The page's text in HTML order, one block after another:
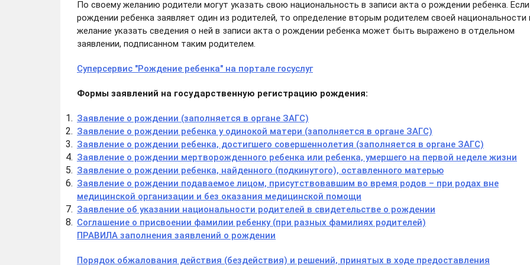
По своему желанию родители могут указать свою национальность в записи акта о рождении ребенка.
рождении ребенка заявляет один из родителей, то определение вторым родителем своей национальности
желание указать сведения о ней в записи акта о рождении ребенка может быть выражено в отдельном
заявлении, подписанном таким родителем.
Суперсервис "Рождение ребенка" на портале госуслуг
Формы заявлений на государственную регистрацию рождения:
Заявление о рождении (заполняется в органе ЗАГС)
Заявление о рождении ребенка у одинокой матери (заполняется в органе ЗАГС)
Заявление о рождении ребенка, достигшего совершеннолетия (заполняется в органе ЗАГС)
Заявление о рождении мертворожденного ребенка или ребенка, умершего на первой неделе жизни
Заявление о рождении ребенка, найденного (подкинутого), оставленного матерью
Заявление о рождении подаваемое лицом, присутствовавшим во время родов – при родах вне
медицинской организации и без оказания медицинской помощи
Заявление об указании национальности родителей в свидетельстве о рождении
Cоглашение о присвоении фамилии ребенку (при разных фамилиях родителей)
ПРАВИЛА заполнения заявлений о рождении
Порядок обжалования действия (бездействия) и решений, принятых в ходе предоставления